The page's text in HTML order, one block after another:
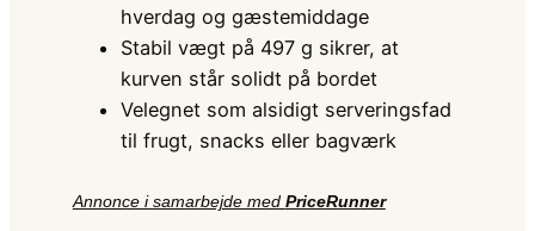
hverdag og gæstemiddage
Stabil vægt på 497 g sikrer, at
kurven står solidt på bordet
Velegnet som alsidigt serveringsfad
til frugt, snacks eller bagværk
Annonce i samarbejde med PriceRunner